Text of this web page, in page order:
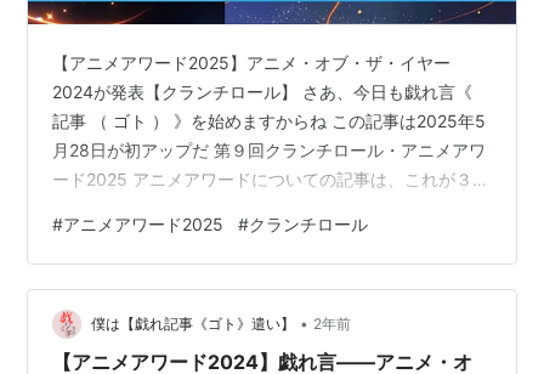
【アニメアワード2025】アニメ・オブ・ザ・イヤー
2024が発表【クランチロール】 さあ、今日も戯れ言《
記事 （ ゴト ） 》を始めますからね この記事は2025年5
月28日が初アップだ 第９回クランチロール・アニメアワ
ード2025 アニメアワードについての記事は、これが３回
明らかに異なっている。前回は３月１２日にアップして
いた。つまりクランチロール・アニメアワード2024は３
月上旬のイベントであり、今年の同アニメアワード2025
は５月下旬のイベントであった。 ◆合わせて読みたい◆
選考期間が今年の第９回から「前年９月末⇒１２月末の
#アニメアワード2025 #クランチロール
僕は【戯れ記事《ゴト》遣い】 • 2年前
【アニメアワード2024】戯れ言――アニメ・オ